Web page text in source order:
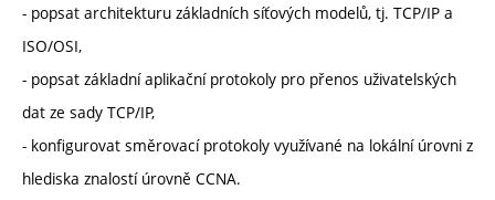
- popsat architekturu základních síťových modelů, tj. TCP/IP a
ISO/OSI,
- popsat základní aplikační protokoly pro přenos uživatelských
dat ze sady TCP/IP,
- konfigurovat směrovací protokoly využívané na lokální úrovni z
hlediska znalostí úrovně CCNA.